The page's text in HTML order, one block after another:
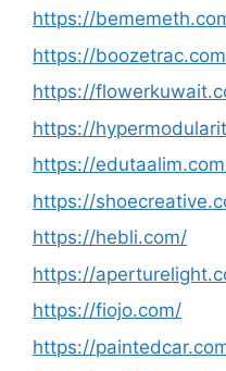
https://
https://
https://
https://
https://
https://
https://hebli.com/
https://
https://fiojo.com/
https://